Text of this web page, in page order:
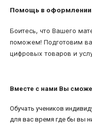
Помощь в оформлении
Боитесь, что Вашего
поможем! Подготовим
цифровых товаров и
Вместе с нами Вы
Обучать учеников
для вас время где бы вы